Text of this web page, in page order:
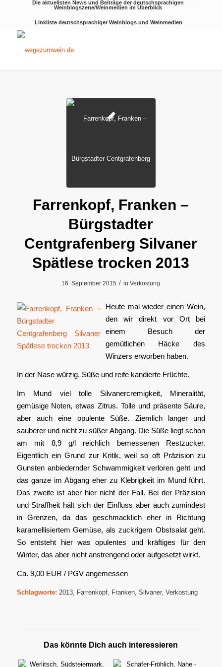
Die aktuellsten News und Beiträge der deutschsprachigen
Weinblogszene/Weinmedien im Überblick
Linkliste deutschsprachiger Weinblogs und Weinmedien
Farrenkopf, Franken –
Bürgstadter
Centgrafenberg Silvaner
Spätlese trocken 2013
16. September 2015 / inVerkostung
Heute mal wieder einen Wein,
den wir direkt vor Ort bei
einem Besuch der
gemütlichen Häcke des
Winzers erworben haben.
In der Nase würzig. Süße und reife kandierte Früchte.
Im Mund viel tolle Silvanercremigkeit, Mineralität,
gemüsige Noten, etwas Zitrus. Tolle und präsente Säure,
aber auch eine opulente Süße. Ziemlich langer und
sauberer und nicht zu süßer Abgang. Die Süße liegt schon
am mit 8,9 g/l reichlich bemessenen Restzucker.
Eigentlich ein Grund zur Kritik, weil so oft Präzision zu
Gunsten anbiedernder Schwammigkeit verloren geht und
das ganze im Abgang eher zu Klebrigkeit im Mund führt.
Das zweite ist aber hier nicht der Fall. Bei der Präzision
und Straffheit hält sich der Einfluss aber auch zumindest
in Grenzen, da das geschmacklich eher in Richtung
karamellisiertem Gemüse, als zuckrigem Obstsalat geht.
So entsteht hier was opulentes und kräftiges für den
Winter, das aber nicht anstrengend oder aufgesetzt wirkt.
Ca. 9,00 EUR / PGV angemessen
Schlagworte: 2013, Farrenkopf, Franken, Silvaner, Verkostung
Das könnte Dich auch interessieren